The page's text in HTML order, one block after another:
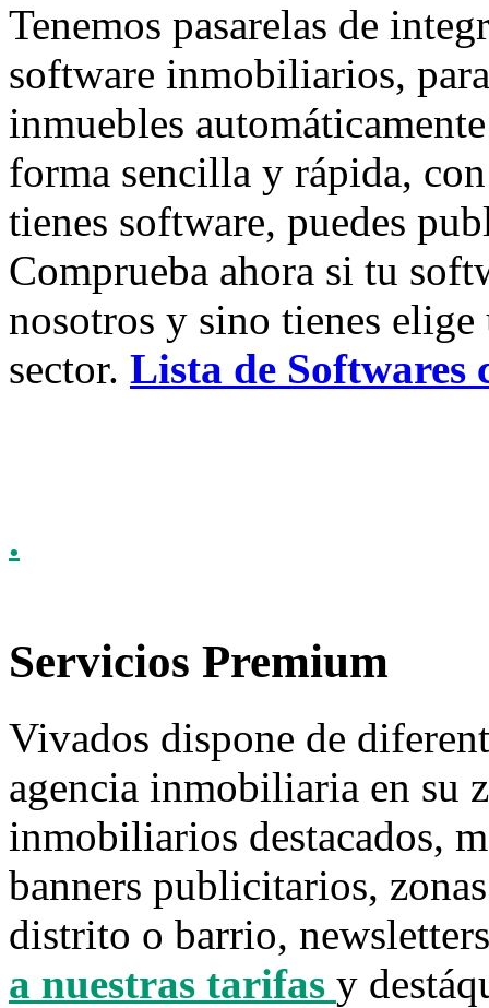
Tenemos pasarelas de
software inmobiliarios,
inmuebles
forma sencilla y rápida,
tienes software, puedes
Comprueba ahora si tu
nosotros y sino tienes
sector. Lista de Softwares
.
Servicios Premium
Vivados dispone de
agencia inmobiliaria en su
inmobiliarios destacados,
banners publicitarios,
distrito o barrio,
a nuestras tarifas y